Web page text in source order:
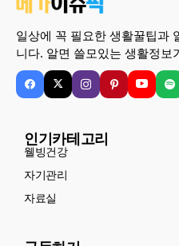
일상에 꼭 필요한 생활꿀팁과
니다. 알면 쓸모있는 생활정보
인기카테고리
웰빙건강
자기관리
자료실